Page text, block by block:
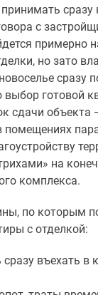
сразу
с
примерно
но зато
сразу
готовой
сдачи
помещениях
на
комплекса.
по которым
с отделкой:
въехать в